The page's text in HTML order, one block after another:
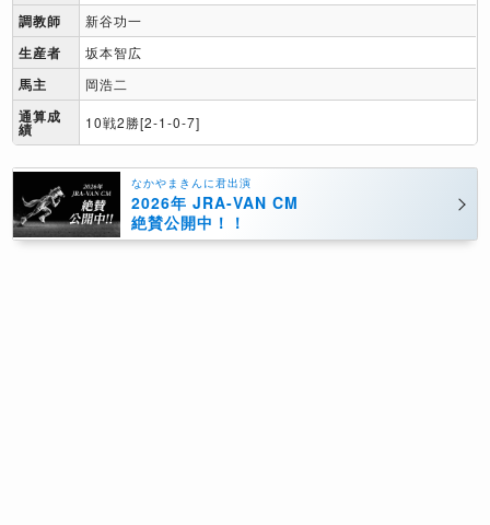
調教師 新谷功一
生産者 坂本智広
馬主 岡浩二
通算成
績 10戦2勝[2-1-0-7]
なかやまきんに君出演
2026年 JRA-VAN CM
絶賛公開中！！